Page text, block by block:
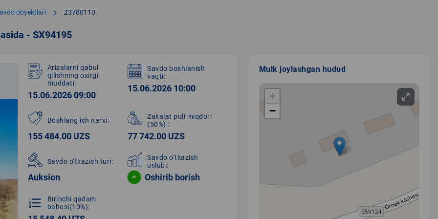
obyektlari chevron_right 23780110
- SX94195
Arizalarni qabul
qilishning oxirgi
muddati:
15.06.2026 09:00
Savdo boshlanish
vaqti:
15.06.2026 10:00
Boshlang‘ich narxi:
155 484.00 UZS
Zakalat puli miqdori
(50%) :
77 742.00 UZS
Savdo o‘tkazish turi:
Auksion
Savdo o‘tkazish
uslubi:
Oshirib borish
format_list_numbered
Birinchi qadam
bahosi(10%):
Mulk joylashgan hudud
+
−